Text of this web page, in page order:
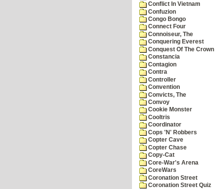
Conflict In Vietnam
Confuzion
Congo Bongo
Connect Four
Connoiseur, The
Conquering Everest
Conquest Of The Crown
Constancia
Contagion
Contra
Controller
Convention
Convicts, The
Convoy
Cookie Monster
Cooltris
Coordinator
Cops 'N' Robbers
Copter Cave
Copter Chase
Copy-Cat
Core-War's Arena
CoreWars
Coronation Street
Coronation Street Quiz